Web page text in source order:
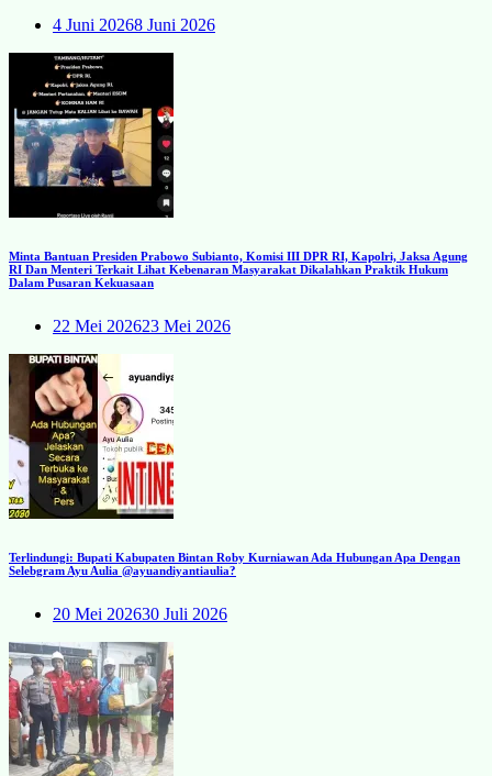
4 Juni 20268 Juni 2026
Minta Bantuan Presiden Prabowo Subianto, Komisi III DPR RI, Kapolri, Jaksa Agung
RI Dan Menteri Terkait Lihat Kebenaran Masyarakat Dikalahkan Praktik Hukum
Dalam Pusaran Kekuasaan
22 Mei 202623 Mei 2026
Terlindungi: Bupati Kabupaten Bintan Roby Kurniawan Ada Hubungan Apa Dengan
Selebgram Ayu Aulia @ayuandiyantiaulia?
20 Mei 202630 Juli 2026